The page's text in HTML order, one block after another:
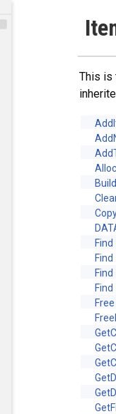
This
Find
Find
Find
Find
Free